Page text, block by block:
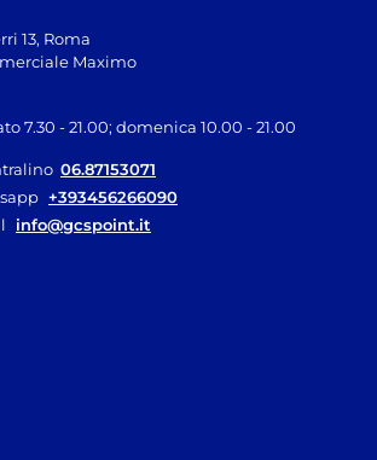
13, Roma
Maximo
7.30 - 21.00; domenica 10.00 - 21.00
06.87153071
+393456266090
info@gcspoint.it